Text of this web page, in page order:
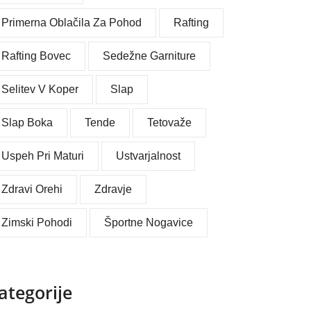
Primerna Oblačila Za Pohod Rafting
Rafting Bovec Sedežne Garniture
Selitev V Koper Slap
Slap Boka Tende Tetovaže
Uspeh Pri Maturi Ustvarjalnost
Zdravi Orehi Zdravje
Zimski Pohodi Športne Nogavice